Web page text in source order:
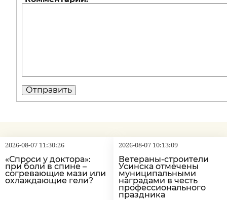
2026-08-07 11:30:26
«Спроси у доктора»:
при боли в спине –
согревающие мази или
охлаждающие гели?
2026-08-07 10:13:09
Ветераны-строители
Усинска отмечены
муниципальными
наградами в честь
профессионального
праздника